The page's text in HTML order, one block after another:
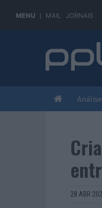
MENU MAIL JORNAIS
28 ABR